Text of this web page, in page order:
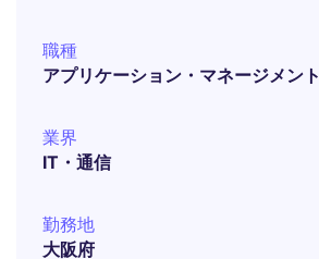
職種
アプリケーション・マネージメント
業界
IT・通信
勤務地
大阪府